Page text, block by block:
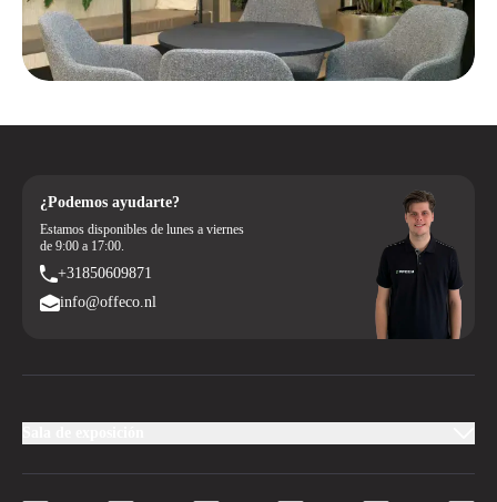
¿Podemos ayudarte?
Estamos disponibles de lunes a viernes
de 9:00 a 17:00.
+31850609871
info@offeco.nl